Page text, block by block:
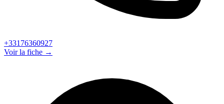
+33176360927
Voir la fiche →